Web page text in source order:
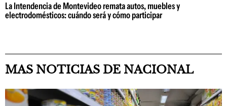
La Intendencia de Montevideo remata autos, muebles y
electrodomésticos: cuándo será y cómo participar
MAS NOTICIAS DE NACIONAL